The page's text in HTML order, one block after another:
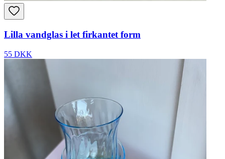
Lilla vandglas i let firkantet form
55 DKK